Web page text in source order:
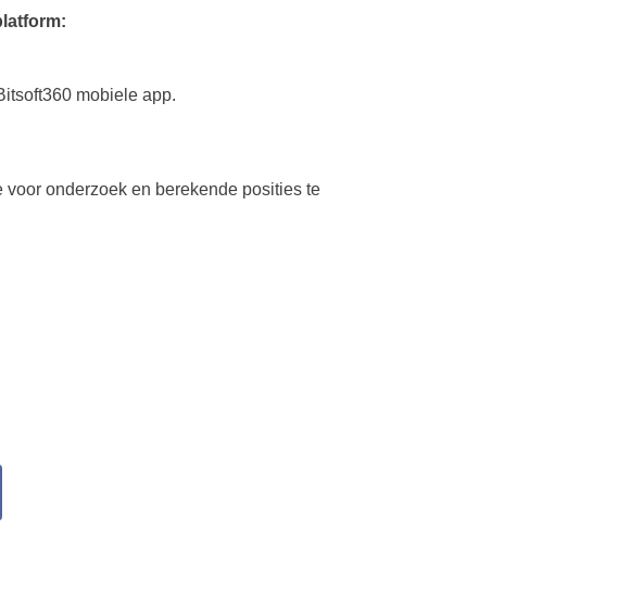
mobiele app.
onderzoek en berekende posities te